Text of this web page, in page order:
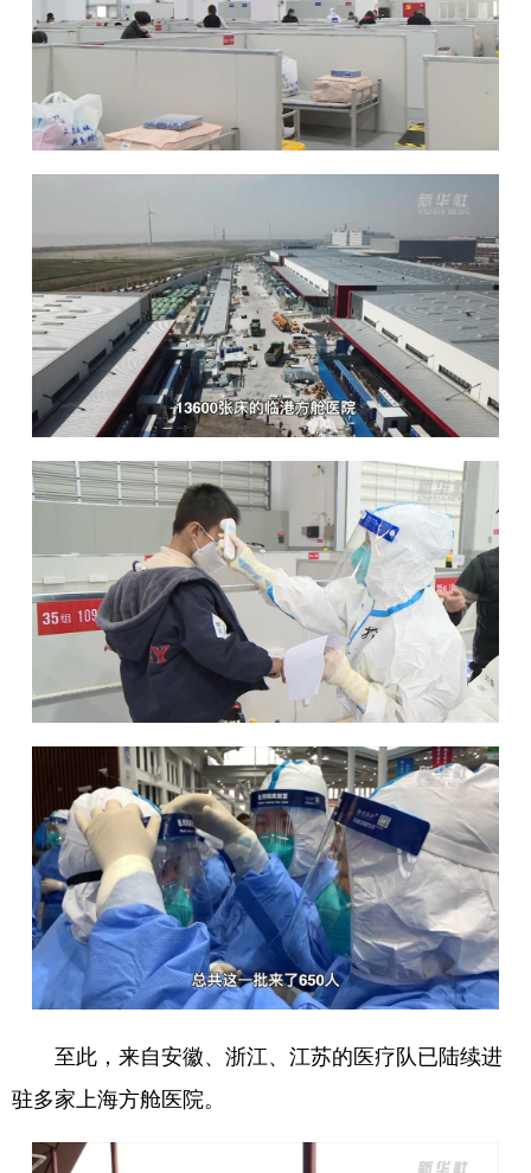
北京 天津 河北 山西
上海
浙江 安徽 福建
山东 河南 湖北 湖南
广西 海南 重庆
四川 贵州 云南 西藏
陕西 甘肃 青海 宁夏
新疆 内蒙古 黑龙江
多语种频道
Español Français عربى
Русский язык 日本語 한국어
Deutsch Português
至此，来自安徽、浙江、江苏的医疗队已陆续进
驻多家上海方舱医院。